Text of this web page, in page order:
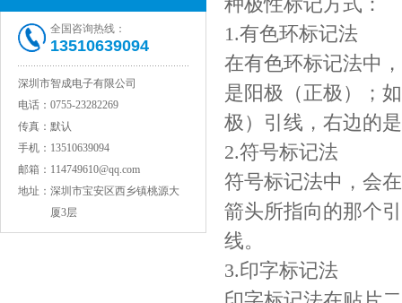
全国咨询热线：
13510639094
深圳市智成电子有限公司
电话： 0755-23282269
传真： 默认
手机： 13510639094
邮箱： 114749610@qq.com
地址： 深圳市宝安区西乡镇桃源大
厦3层
1.有色环标记法
在有色环标记法中
是阳极（正极）；
极）引线，右边的
2.符号标记法
符号标记法中，会
箭头所指向的那个
线。
3.印字标记法